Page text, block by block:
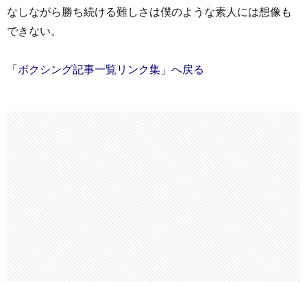
なしながら勝ち続ける難しさは僕のような素人には想像も
できない。
「ボクシング記事一覧リンク集」へ戻る